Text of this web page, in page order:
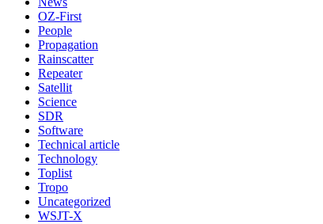
OZ-First
People
Propagation
Rainscatter
Repeater
Satellit
Science
SDR
Software
Technical article
Technology
Toplist
Tropo
Uncategorized
WSJT-X